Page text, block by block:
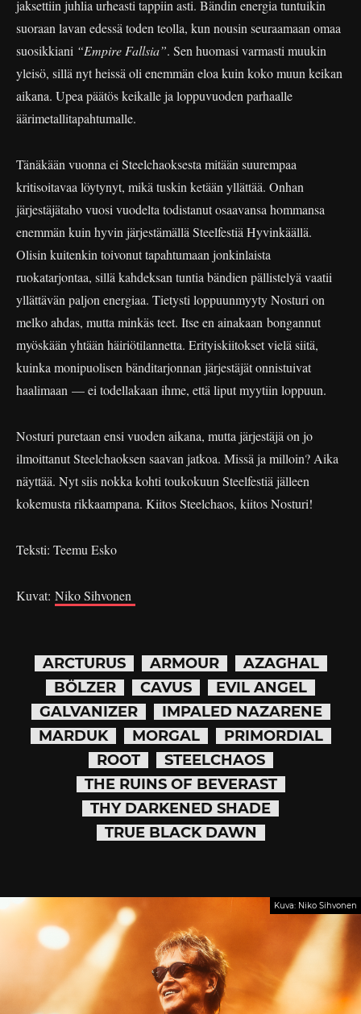
jaksettiin juhlia urheasti tappiin asti. Bändin energia tuntuikin
suoraan lavan edessä toden teolla, kun nousin seuraamaan omaa
suosikkiani “Empire Fallsia”. Sen huomasi varmasti muukin
yleisö, sillä nyt heissä oli enemmän eloa kuin koko muun keikan
aikana. Upea päätös keikalle ja loppuvuoden parhaalle
äärimetallitapahtumalle.
Tänäkään vuonna ei Steelchaoksesta mitään suurempaa
kritisoitavaa löytynyt, mikä tuskin ketään yllättää. Onhan
järjestäjätaho vuosi vuodelta todistanut osaavansa hommansa
enemmän kuin hyvin järjestämällä Steelfestiä Hyvinkäällä.
Olisin kuitenkin toivonut tapahtumaan jonkinlaista
ruokatarjontaa, sillä kahdeksan tuntia bändien pällistelyä vaatii
yllättävän paljon energiaa. Tietysti loppuunmyyty Nosturi on
melko ahdas, mutta minkäs teet. Itse en ainakaan bongannut
myöskään yhtään häiriötilannetta. Erityiskiitokset vielä siitä,
kuinka monipuolisen bänditarjonnan järjestäjät onnistuivat
haalimaan — ei todellakaan ihme, että liput myytiin loppuun.
Nosturi puretaan ensi vuoden aikana, mutta järjestäjä on jo
ilmoittanut Steelchaoksen saavan jatkoa. Missä ja milloin? Aika
näyttää. Nyt siis nokka kohti toukokuun Steelfestiä jälleen
kokemusta rikkaampana. Kiitos Steelchaos, kiitos Nosturi!
Teksti: Teemu Esko
Kuvat: Niko Sihvonen
ARCTURUS ARMOUR
AZAGHAL
BÖLZER
CAVUS
EVIL ANGEL
GALVANIZER
IMPALED NAZARENE
MARDUK
MORGAL
PRIMORDIAL
ROOT
STEELCHAOS
THE RUINS OF BEVERAST
THY DARKENED SHADE
TRUE BLACK DAWN
Kuva: Niko Sihvonen